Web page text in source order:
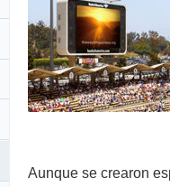
Aunque se crearon